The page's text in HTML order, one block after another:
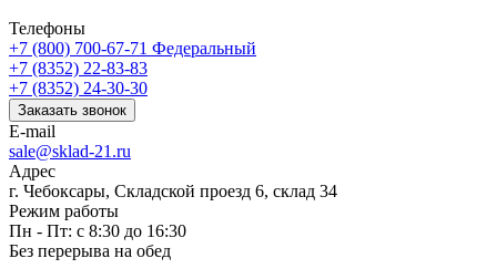
Телефоны
+7 (800) 700-67-71 Федеральный
+7 (8352) 22-83-83
+7 (8352) 24-30-30
Заказать звонок
E-mail
sale@sklad-21.ru
Адрес
г. Чебоксары, Складской проезд 6, склад 34
Режим работы
Пн - Пт: с 8:30 до 16:30
Без перерыва на обед